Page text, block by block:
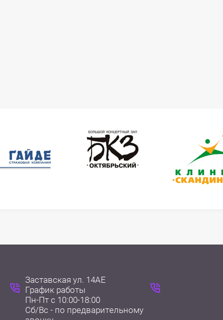
Заставская ул. 14АЕ
График работы
Пн-Пт с 10:00-18:00
Сб/Вс - по предварительному